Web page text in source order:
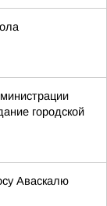
городской
Аваскалю